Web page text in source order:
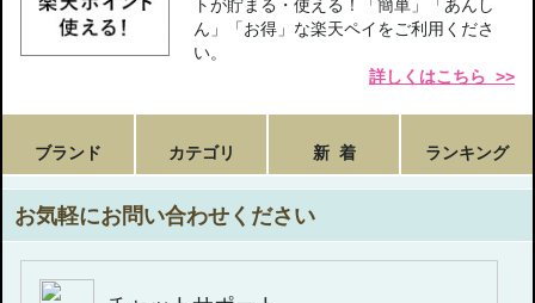
トが貯まる・使える！「簡単」「あんし
ん」「お得」な楽天ペイをご利用くださ
い。
詳しくはこちら >>
ブランド カテゴリ 新 着 ランキング
お気軽にお問い合わせください